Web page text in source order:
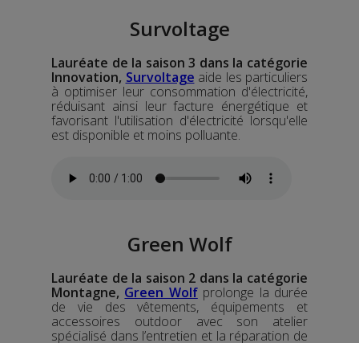
Survoltage
Lauréate de la saison 3 dans la catégorie
Innovation, Survoltage aide les particuliers
à optimiser leur consommation d'électricité,
réduisant ainsi leur facture énergétique et
favorisant l'utilisation d'électricité lorsqu'elle
est disponible et moins polluante.
Green Wolf
Lauréate de la saison 2 dans la catégorie
Montagne, Green Wolfprolonge la durée
de vie des vêtements, équipements et
accessoires outdoor avec son atelier
spécialisé dans l’entretien et la réparation de